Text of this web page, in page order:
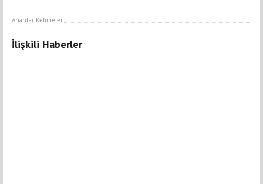
Anahtar Kelimeler
İlişkili Haberler